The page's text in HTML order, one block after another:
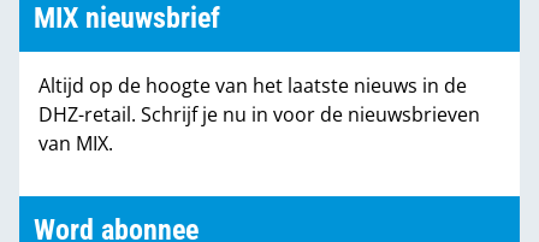
Partners
MIX nieuwsbrief
Altijd op de hoogte van het laatste nieuws in de
DHZ-retail. Schrijf je nu in voor de nieuwsbrieven
van MIX.
Word abonnee